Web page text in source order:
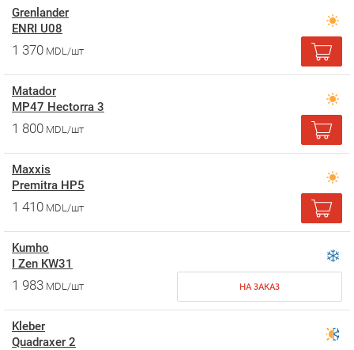
Grenlander
ENRI U08
1 370 MDL/шт
Matador
MP47 Hectorra 3
1 800 MDL/шт
Maxxis
Premitra HP5
1 410 MDL/шт
Kumho
I Zen KW31
1 983 MDL/шт НА ЗАКАЗ
Kleber
Quadraxer 2